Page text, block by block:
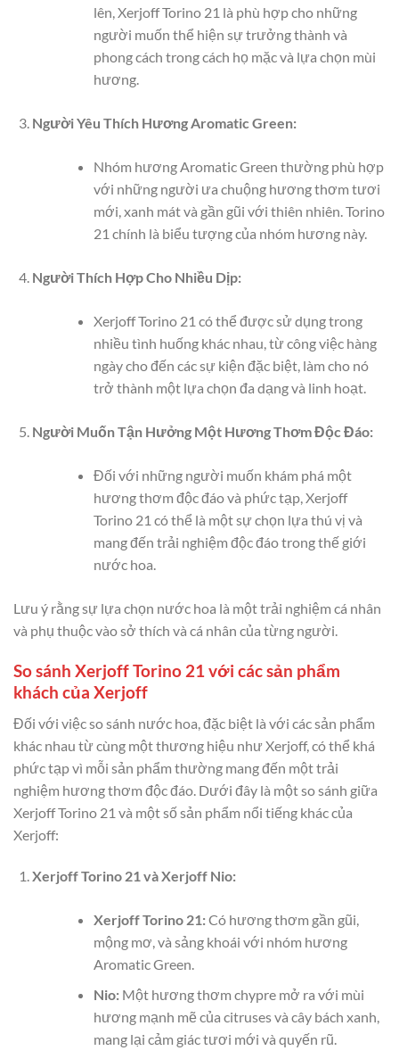
lên, Xerjoff Torino 21 là phù hợp cho những
người muốn thể hiện sự trưởng thành và
phong cách trong cách họ mặc và lựa chọn mùi
hương.
Người Yêu Thích Hương Aromatic Green:
Nhóm hương Aromatic Green thường phù hợp
với những người ưa chuộng hương thơm tươi
mới, xanh mát và gần gũi với thiên nhiên. Torino
21 chính là biểu tượng của nhóm hương này.
Người Thích Hợp Cho Nhiều Dịp:
Xerjoff Torino 21 có thể được sử dụng trong
nhiều tình huống khác nhau, từ công việc hàng
ngày cho đến các sự kiện đặc biệt, làm cho nó
trở thành một lựa chọn đa dạng và linh hoạt.
Người Muốn Tận Hưởng Một Hương Thơm Độc Đáo:
Đối với những người muốn khám phá một
hương thơm độc đáo và phức tạp, Xerjoff
Torino 21 có thể là một sự chọn lựa thú vị và
mang đến trải nghiệm độc đáo trong thế giới
nước hoa.
Lưu ý rằng sự lựa chọn nước hoa là một trải nghiệm cá nhân
và phụ thuộc vào sở thích và cá nhân của từng người.
So sánh Xerjoff Torino 21 với các sản phẩm
khách của Xerjoff
Đối với việc so sánh nước hoa, đặc biệt là với các sản phẩm
khác nhau từ cùng một thương hiệu như Xerjoff, có thể khá
phức tạp vì mỗi sản phẩm thường mang đến một trải
nghiệm hương thơm độc đáo. Dưới đây là một so sánh giữa
Xerjoff Torino 21 và một số sản phẩm nổi tiếng khác của
Xerjoff:
Xerjoff Torino 21 và Xerjoff Nio:
Xerjoff Torino 21:Có hương thơm gần gũi,
mộng mơ, và sảng khoái với nhóm hương
Aromatic Green.
Nio:Một hương thơm chypre mở ra với mùi
hương mạnh mẽ của citruses và cây bách xanh,
mang lại cảm giác tươi mới và quyến rũ.